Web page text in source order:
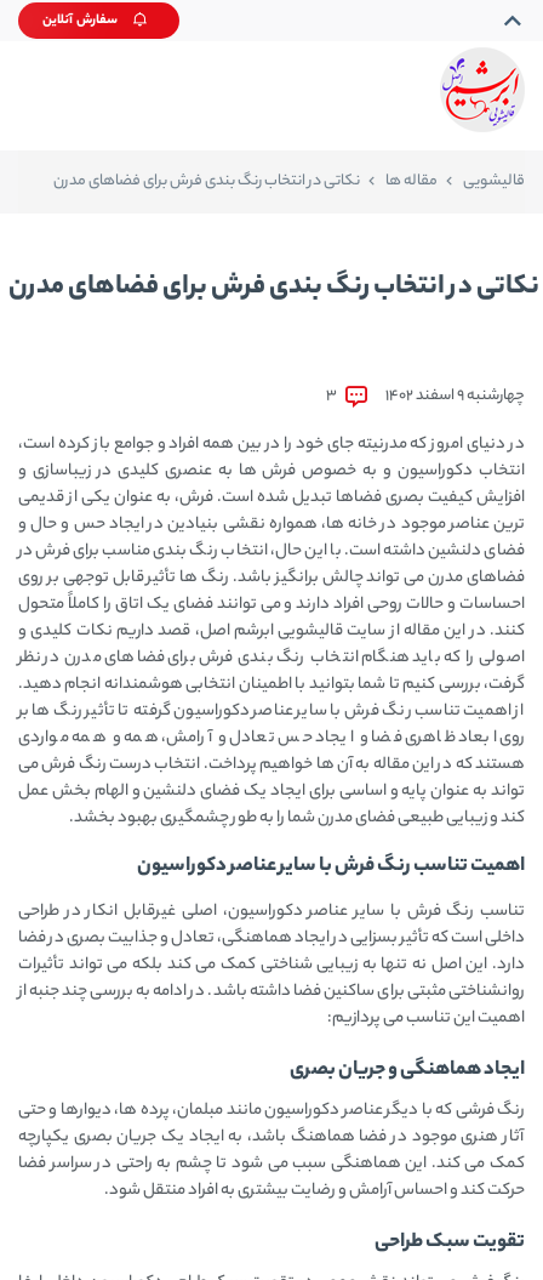
سفارش آنلاین
قالیشویی مقاله ها نکاتی در انتخاب رنگ بندی فرش برای فضاهای مدرن
نکاتی در انتخاب رنگ بندی فرش برای فضاهای مدرن
چهارشنبه 9 اسفند 1402 3
در دنیای امروز که مدرنیته جای خود را در بین همه افراد و جوامع باز کرده است،
انتخاب دکوراسیون و به خصوص فرش ‌ها به عنصری کلیدی در زیباسازی و
افزایش کیفیت بصری فضاها تبدیل شده است. فرش، به عنوان یکی از قدیمی
‌ترین عناصر موجود در خانه ‌ها، همواره نقشی بنیادین در ایجاد حس و حال و
فضای دلنشین داشته است. با این حال، انتخاب رنگ بندی مناسب برای فرش در
فضاهای مدرن می ‌تواند چالش ‌برانگیز باشد. رنگ ‌ها تأثیر قابل توجهی بر روی
احساسات و حالات روحی افراد دارند و می ‌توانند فضای یک اتاق را کاملاً متحول
کنند. در این مقاله از سایت قالیشویی ابرشم اصل، قصد داریم نکات کلیدی و
اصولی را که باید هنگام انتخاب رنگ بندی فرش برای فضاهای مدرن در نظر
گرفت، بررسی کنیم تا شما بتوانید با اطمینان انتخابی هوشمندانه انجام دهید.
از اهمیت تناسب رنگ فرش با سایر عناصر دکوراسیون گرفته تا تأثیر رنگ‌ ها بر
روی ابعاد ظاهری فضا و ایجاد حس تعادل و آرامش، همه و همه مواردی
هستند که در این مقاله به آن ‌ها خواهیم پرداخت. انتخاب درست رنگ فرش می
‌تواند به عنوان پایه و اساسی برای ایجاد یک فضای دلنشین و الهام ‌بخش عمل
کند و زیبایی طبیعی فضای مدرن شما را به طور چشمگیری بهبود بخشد.
اهمیت تناسب رنگ فرش با سایر عناصر دکوراسیون
تناسب رنگ فرش با سایر عناصر دکوراسیون، اصلی غیرقابل انکار در طراحی
داخلی است که تأثیر بسزایی در ایجاد هماهنگی، تعادل و جذابیت بصری در فضا
دارد. این اصل نه تنها به زیبایی شناختی کمک می ‌کند بلکه می ‌تواند تأثیرات
روانشناختی مثبتی برای ساکنین فضا داشته باشد. در ادامه به بررسی چند جنبه از
اهمیت این تناسب می ‌پردازیم:
ایجاد هماهنگی و جریان بصری
رنگ فرشی که با دیگر عناصر دکوراسیون مانند مبلمان، پرده ‌ها، دیوارها و حتی
آثار هنری موجود در فضا هماهنگ باشد، به ایجاد یک جریان بصری یکپارچه
کمک می ‌کند. این هماهنگی سبب می ‌شود تا چشم به راحتی در سراسر فضا
حرکت کند و احساس آرامش و رضایت بیشتری به افراد منتقل شود.
تقویت سبک طراحی